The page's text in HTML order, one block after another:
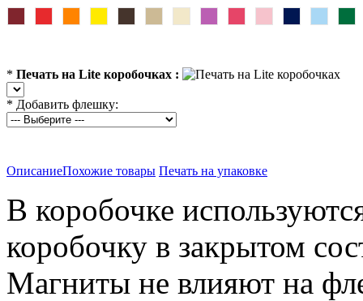
* Печать на Lite коробочках :
* Добавить флешку:
ОписаниеПохожие товары Печать на упаковке
В коробочке
коробочку в закрытом
Магниты не влияют на